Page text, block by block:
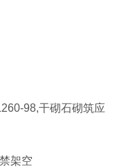
98,干砌石砌筑应
架空